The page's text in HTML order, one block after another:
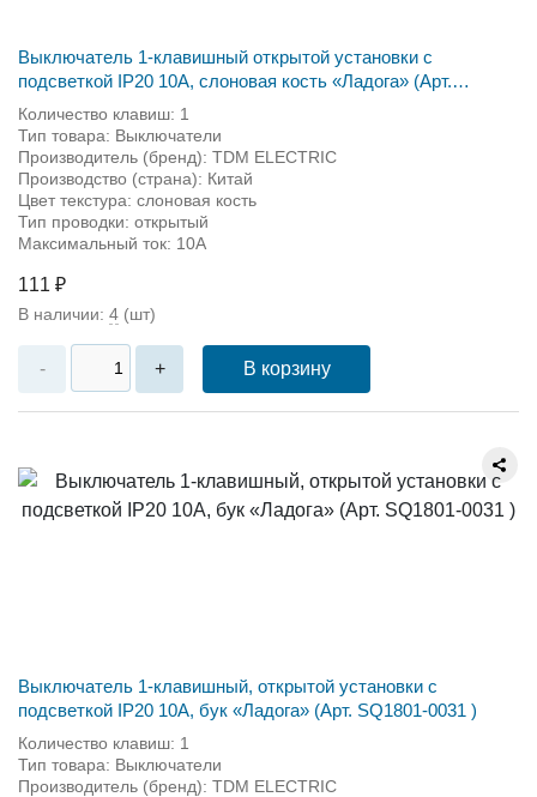
Выключатель 1-клавишный открытой установки с
подсветкой IP20 10A, слоновая кость «Ладога» (Арт.
SQ1801-0010 )
Количество клавиш: 1
Тип товара: Выключатели
Производитель (бренд): TDM ЕLECTRIC
Производство (страна): Китай
Цвет текстура: слоновая кость
Тип проводки: открытый
Максимальный ток: 10А
111 ₽
В наличии: 4 (шт)
- + В корзину
Выключатель 1-клавишный, открытой установки с
подсветкой IP20 10A, бук «Ладога» (Арт. SQ1801-0031 )
Количество клавиш: 1
Тип товара: Выключатели
Производитель (бренд): TDM ЕLECTRIC